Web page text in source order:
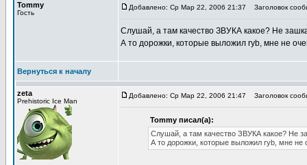
Tommy
Гость
Добавлено: Ср Мар 22, 2006 21:37 Заголовок
Слушай, а там качество ЗВУКА какое? Не
А то дорожки, которые выложил ryb, мне не
Вернуться к началу
zeta
Prehistoric Ice Man
Добавлено: Ср Мар 22, 2006 21:47 Заголовок
Tommy писал(а):
Слушай, а там качество ЗВУКА какое? Не
А то дорожки, которые выложил ryb, мне не